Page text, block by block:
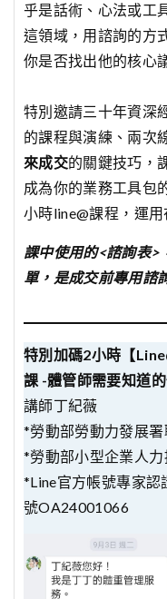
乎是話術、心法或工
這領域，用諮詢的方
你是否找出他的核心
特別邀請三十年資深
的課程與演練、兩次
來成交的關鍵技巧，
成為你的業務工具包
小時line@課程，運
課中使用的<諮詢表>
單，是成交前專用諮
特別加碼2小時【
課 -體管師需要知道
講師丁紀薇
*勞動部勞動力發展
*勞動部小型企業人
*Line官方帳號專家
號OA24001066